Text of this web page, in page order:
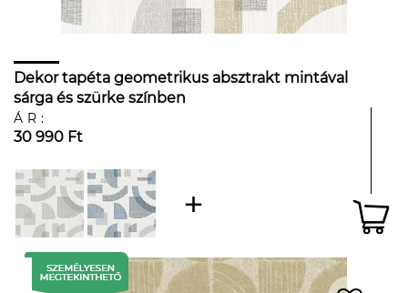
Dekor tapéta geometrikus absztrakt mintával
sárga és szürke színben
ÁR:
30 990 Ft